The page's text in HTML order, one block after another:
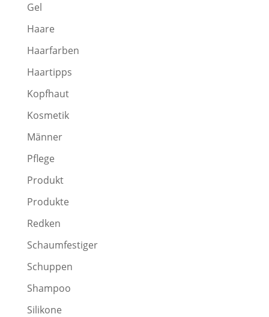
Gel
Haare
Haarfarben
Haartipps
Kopfhaut
Kosmetik
Männer
Pflege
Produkt
Produkte
Redken
Schaumfestiger
Schuppen
Shampoo
Silikone